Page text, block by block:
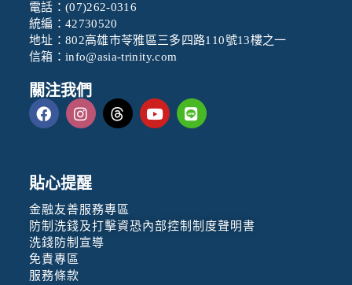
電話： (07)262-0316
統編：42730520
地址：802高雄市苓雅區三多四路110號13樓之一
信箱： info@asia-trinity.com
關注我們
貼心提醒
金融友善服務專區
防制洗錢及打擊資恐內部控制制度聲明書
洗錢防制宣導
免責專區
服務條款